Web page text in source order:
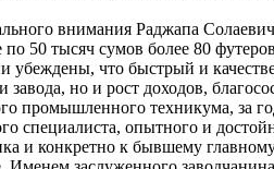
внимания Раджапа
50 тысяч сумов более 80
убеждены, что быстрый и
но и рост доходов,
промышленного техникума, за
специалиста, опытного и
и конкретно к бывшему